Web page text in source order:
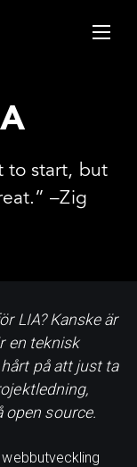
to start, but
–Zig
LIA? Kanske är
en teknisk
på att just ta
open source.